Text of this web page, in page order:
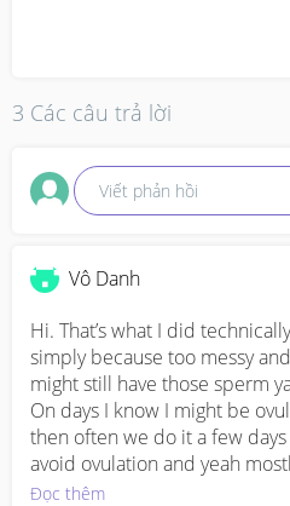
3 Các câu trả lời
Viết phản hồi
Vô Danh
Hi. That’s what I did
simply because too messy
might still have those sperm
On days I know I might be
then often we do it a few
avoid ovulation and yeah
condom broke. Can’t
Đọc thêm